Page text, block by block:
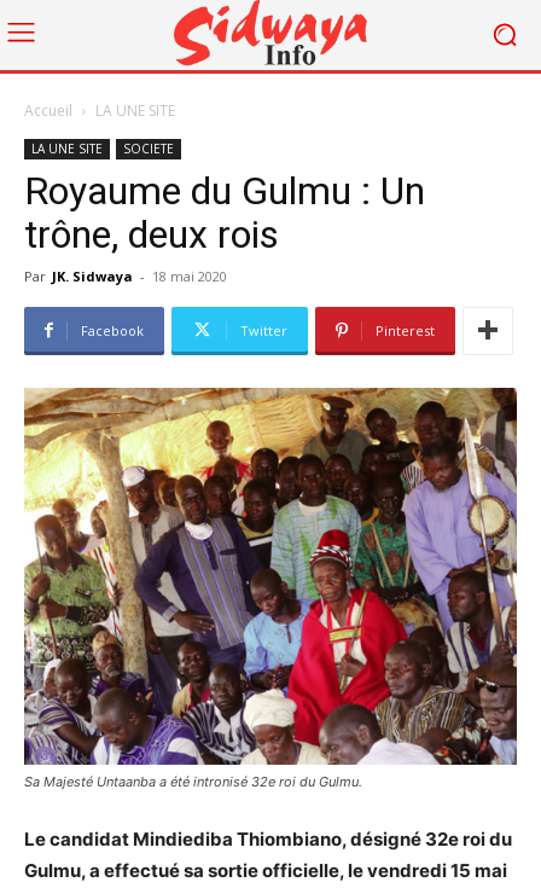
Accueil LA UNE SITE
LA UNE SITE SOCIETE
Royaume du Gulmu : Un
trône, deux rois
Par JK. Sidwaya - 18 mai 2020
Facebook Twitter Pinterest
Sa Majesté Untaanba a été intronisé 32e roi du Gulmu.
Le candidat Mindiediba Thiombiano, désigné 32e roi du
Gulmu, a effectué sa sortie officielle, le vendredi 15 mai